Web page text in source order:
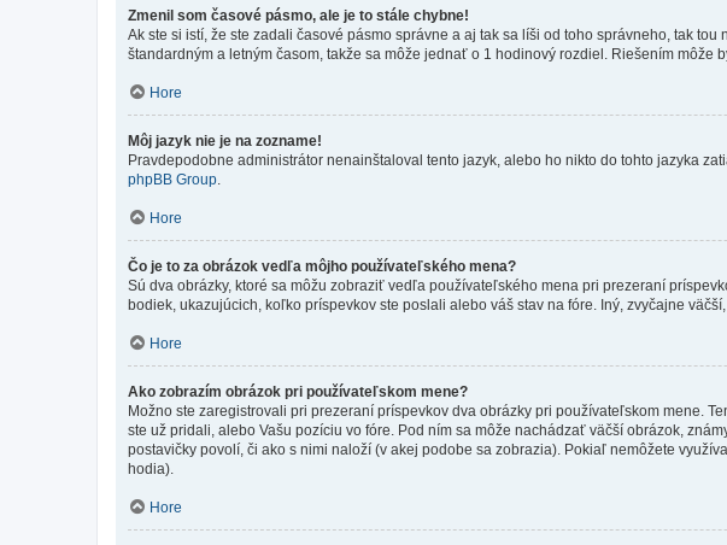
Zmenil som časové pásmo, ale je to stále chybne!
Ak ste si istí, že ste zadali časové pásmo správne a aj tak sa líši od toho správneho, tak
štandardným a letným časom, takže sa môže jednať o 1 hodinový rozdiel. Riešením
Hore
Môj jazyk nie je na zozname!
Pravdepodobne administrátor nenainštaloval tento jazyk, alebo ho nikto do tohto jazyka
phpBB Group
Hore
Čo je to za obrázok vedľa môjho používateľského mena?
Sú dva obrázky, ktoré sa môžu zobraziť vedľa používateľského mena pri prezeraní
bodiek, ukazujúcich, koľko príspevkov ste poslali alebo váš stav na fóre. Iný, zvyčajne
Hore
Ako zobrazím obrázok pri používateľskom mene?
Možno ste zaregistrovali pri prezeraní príspevkov dva obrázky pri používateľskom mene.
ste už pridali, alebo Vašu pozíciu vo fóre. Pod ním sa môže nachádzať väčší obrázok,
postavičky povolí, či ako s nimi naloží (v akej podobe sa zobrazia). Pokiaľ nemôžete
hodia).
Hore